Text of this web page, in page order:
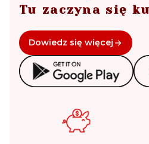
Tu zaczyna się
Dowiedz się więcej